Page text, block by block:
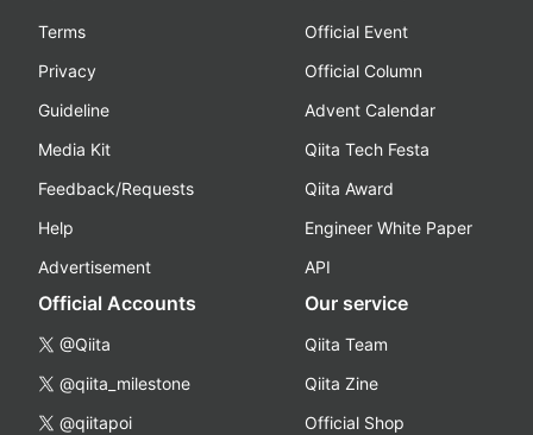
Terms
Privacy
Guideline
Media Kit
Feedback/Requests
Help
Advertisement
Official Event
Official Column
Advent Calendar
Qiita Tech Festa
Qiita Award
Engineer White Paper
API
Official Accounts
@Qiita
@qiita_milestone
@qiitapoi
Our service
Qiita Team
Qiita Zine
Official Shop